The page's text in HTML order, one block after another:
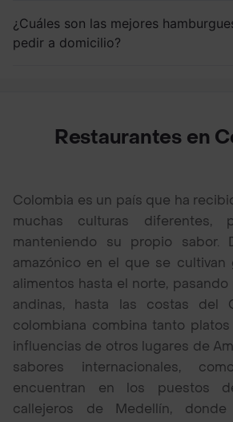
¿Cuáles son las mejores
pedir a domicilio?
Restaurantes en
Colombia es un país que ha
muchas culturas diferentes,
manteniendo su propio sabor.
amazónico en el que se
alimentos hasta el norte,
andinas, hasta las costas del
colombiana combina tanto
influencias de otros lugares de
sabores internacionales,
encuentran en los puestos
callejeros de Medellín,